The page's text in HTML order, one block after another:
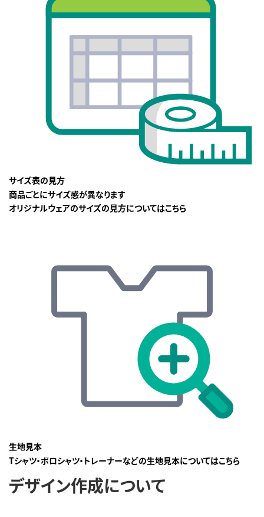
サイズ表の見方
商品ごとにサイズ感が異なります
オリジナルウェアのサイズの見方についてはこちら
生地見本
Tシャツ・ポロシャツ・トレーナーなどの生地見本についてはこちら
デザイン作成について